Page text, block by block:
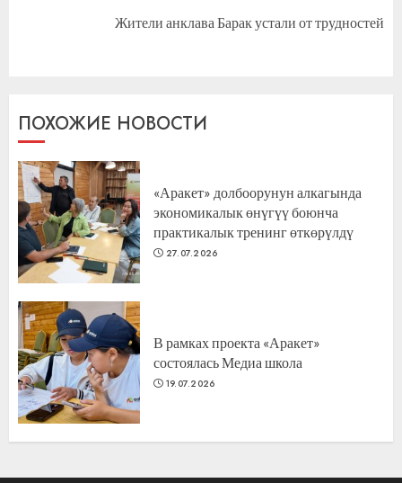
Жители анклава Барак устали от трудностей
ПОХОЖИЕ НОВОСТИ
«Аракет» долбоорунун алкагында
экономикалык өнүгүү боюнча
практикалык тренинг өткөрүлдү
27.07.2026
В рамках проекта «Аракет»
состоялась Медиа школа
19.07.2026